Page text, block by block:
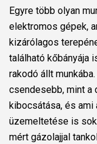
Egyre több olyan
elektromos gépek,
kizárólagos
található kőbányája
rakodó állt
csendesebb, mint a
kibocsátása, és
üzemeltetése is
mért gázolajjal